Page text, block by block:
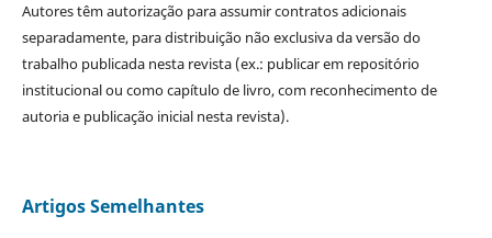
Autores têm autorização para assumir contratos adicionais
separadamente, para distribuição não exclusiva da versão do
trabalho publicada nesta revista (ex.: publicar em repositório
institucional ou como capítulo de livro, com reconhecimento de
autoria e publicação inicial nesta revista).
Artigos Semelhantes